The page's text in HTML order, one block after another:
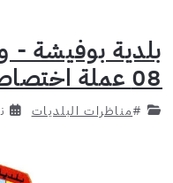
بلدية بوفيشة -
08 عملة اختصاص حراسة وسياقة
#مناظرات البلديات